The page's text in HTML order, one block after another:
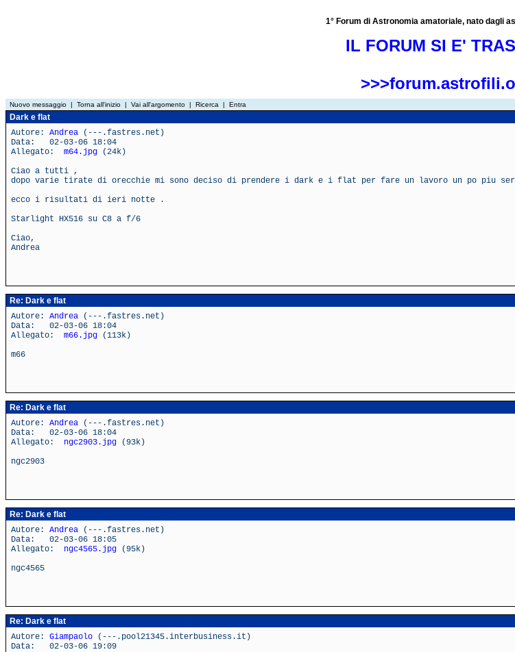
1° Forum di Astronomia amatoriale, nato dagli
IL FORUM SI E'
Nuovo messaggio | Torna all'inizio | Vai all'argomento | Ricerca | Entra
Dark e flat
Autore: Andrea (---.fastres.net)
Data: 02-03-06 18:04
Allegato: m64.jpg (24k)
Ciao a tutti ,
dopo varie tirate di orecchie mi sono deciso di prendere i dark e i flat per fare un lavoro un po piu
ecco i risultati di ieri notte .
Starlight HX516 su C8 a f/6
Ciao,
Andrea
Re: Dark e flat
Autore: Andrea (---.fastres.net)
Data: 02-03-06 18:04
Allegato: m66.jpg (113k)
m66
Re: Dark e flat
Autore: Andrea (---.fastres.net)
Data: 02-03-06 18:04
Allegato: ngc2903.jpg (93k)
ngc2903
Re: Dark e flat
Autore: Andrea (---.fastres.net)
Data: 02-03-06 18:05
Allegato: ngc4565.jpg (95k)
ngc4565
Re: Dark e flat
Autore: Giampaolo (---.pool21345.interbusiness.it)
Data: 02-03-06 19:09